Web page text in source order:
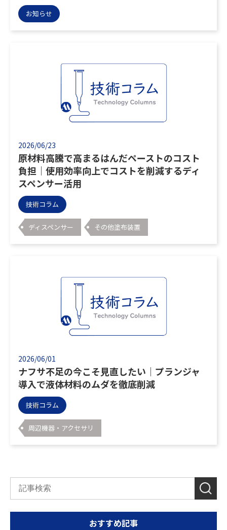
お知らせ
2026/06/23
原材料高騰で高まるはんだペーストのコスト
負担｜使用効率向上でコストを削減するディ
スペンサー活用
技術コラム
ディスペンサー その他塗布装置
2026/06/01
ナフサ不足の今こそ見直したい｜プランジャ
導入で液体材料のムダを徹底削減
技術コラム
周辺機器・アクセサリ
おすすめ記事